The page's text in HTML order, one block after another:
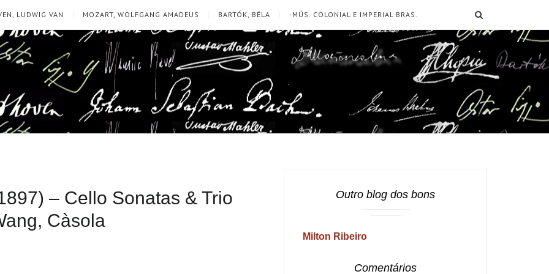
LUDWIG VAN MOZART, WOLFGANG AMADEUS BARTÓK, BÉLA -MÚS. COLONIAL E IMPERIAL BRAS.
– Cello Sonatas & Trio
Càsola
Outro blog dos bons
Milton Ribeiro
Comentários